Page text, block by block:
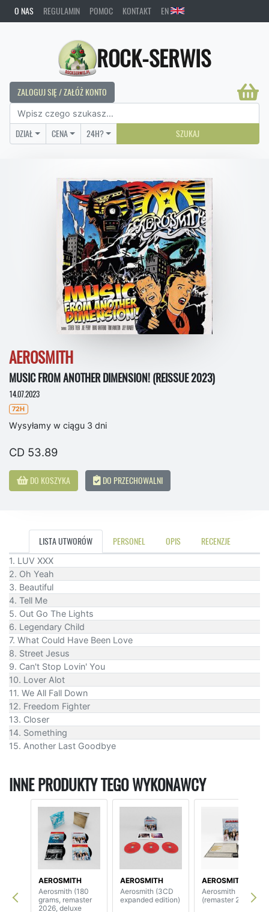
O NAS REGULAMIN POMOC KONTAKT EN
ROCK-SERWIS
ZALOGUJ SIĘ / ZAŁÓŻ KONTO
DZIAŁ CENA 24H? SZUKAJ
AEROSMITH
MUSIC FROM ANOTHER DIMENSION! (REISSUE 2023)
14.07.2023
72H
Wysyłamy w ciągu 3 dni
CD 53.89
DO KOSZYKA DO PRZECHOWALNI
LISTA UTWORÓW PERSONEL OPIS RECENZJE
1. LUV XXX
2. Oh Yeah
3. Beautiful
4. Tell Me
5. Out Go The Lights
6. Legendary Child
7. What Could Have Been Love
8. Street Jesus
9. Can't Stop Lovin' You
10. Lover Alot
11. We All Fall Down
12. Freedom Fighter
13. Closer
14. Something
15. Another Last Goodbye
INNE PRODUKTY TEGO WYKONAWCY
AEROSMITH
Aerosmith (180
grams, remaster
2026, deluxe
AEROSMITH
Aerosmith (3CD
expanded edition)
AEROSMITH
Aerosmith
(remaster 2026)